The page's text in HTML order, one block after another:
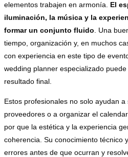
elementos trabajen en armonía. El
iluminación, la música y la
formar un conjunto fluido . Una
tiempo, organización y, en muchos
con experiencia en este tipo de
wedding planner especializado
resultado final.
Estos profesionales no solo ayudan
proveedores o a organizar el
por que la estética y la experiencia
coherencia. Su conocimiento técnico
errores antes de que ocurran y